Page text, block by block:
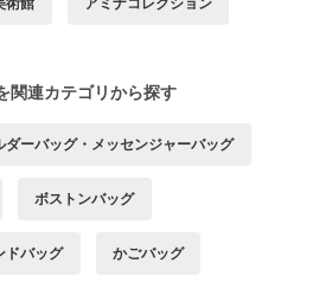
関連カテゴリから探す
ダーバッグ・メッセンジャーバッグ
ボストンバッグ
ドバッグ かごバッグ